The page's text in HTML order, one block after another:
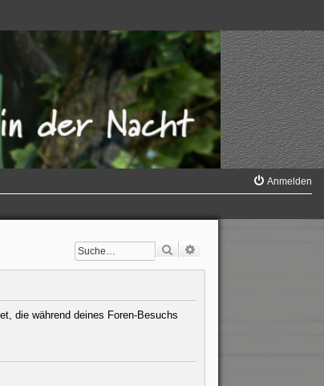
Anmelden
Suche
die während deines Foren-Besuchs